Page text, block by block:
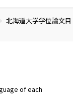
chevron_right
北海道大学学位論文目
of each